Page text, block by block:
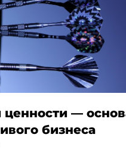
ценности —
бизнеса